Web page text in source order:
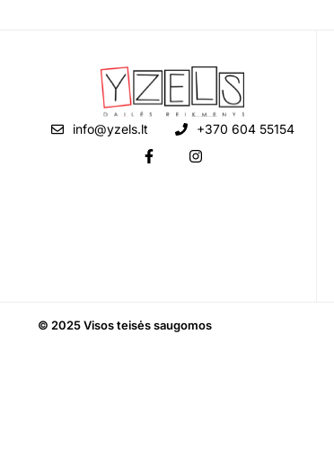
info@yzels.lt +370 604 55154
© 2025 Visos teisės saugomos